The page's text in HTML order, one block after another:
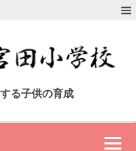
市立宮田小
学校
る子供の育成